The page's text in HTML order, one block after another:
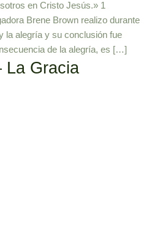
en Cristo Jesús.» 1
Brene Brown realizo durante
la alegría y su conclusión fue
de la alegría, es […]
Gracia